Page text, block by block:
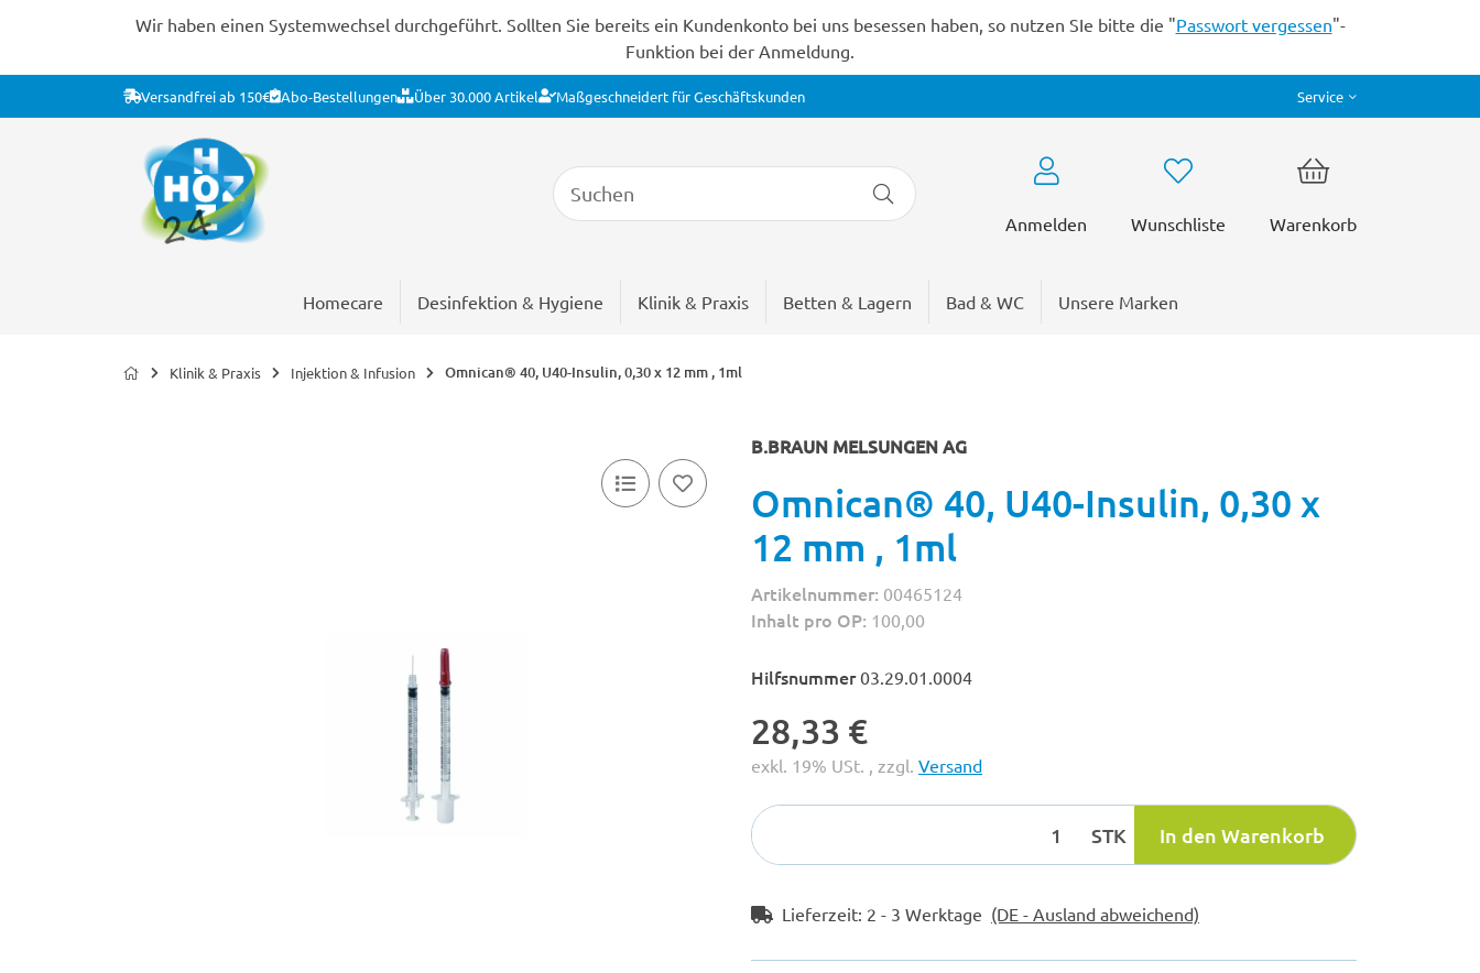
Wir haben einen Systemwechsel durchgeführt. Sollten Sie bereits ein Kundenkonto bei uns besessen haben, so nutzen SIe bitte die "Passwort vergessen"-
Funktion bei der Anmeldung.
Versandfrei ab 150€ Abo-Bestellungen Über 30.000 Artikel Maßgeschneidert für Geschäftskunden Service
Anmelden Wunschliste Warenkorb
Homecare Desinfektion & Hygiene Klinik & Praxis Betten & Lagern Bad & WC Unsere Marken
Klinik & Praxis Injektion & Infusion Omnican® 40, U40-Insulin, 0,30 x 12 mm , 1ml
B.BRAUN MELSUNGEN AG
Omnican® 40, U40-Insulin, 0,30 x
12 mm , 1ml
Artikelnummer: 00465124
Inhalt pro OP: 100,00
Hilfsnummer 03.29.01.0004
28,33 €
exkl. 19% USt. , zzgl. Versand
STK In den Warenkorb
Lieferzeit: 2 - 3 Werktage (DE - Ausland abweichend)